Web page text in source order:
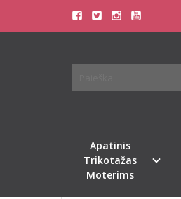
Apatinis
Trikotažas
Moterims
Valentino dienos dovana
Liemenėlės